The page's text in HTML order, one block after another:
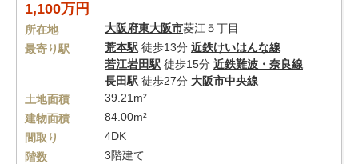
1,100万円
所在地 大阪府東大阪市菱江５丁目
最寄り駅
荒本駅 徒歩13分 近鉄けいはんな線
若江岩田駅 徒歩15分 近鉄難波・奈良線
長田駅 徒歩27分 大阪市中央線
土地面積
39.21m²
建物面積
84.00m²
間取り
4DK
階数
3階建て